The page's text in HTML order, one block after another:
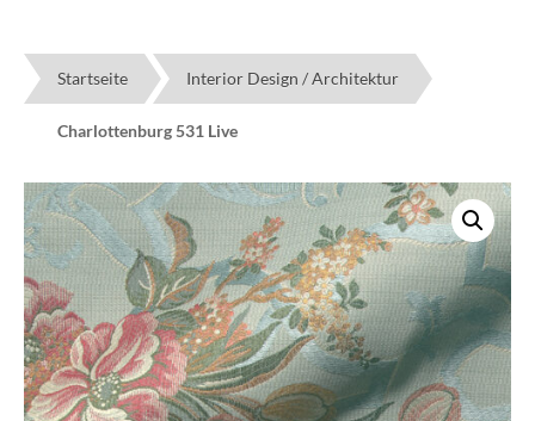
Startseite Interior Design / Architektur
Charlottenburg 531 Live